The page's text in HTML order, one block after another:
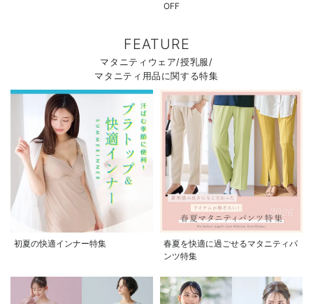
OFF
FEATURE
マタニティウェア/授乳服/
マタニティ用品に関する特集
初夏の快適インナー特集
春夏を快適に過ごせるマタニティパ
ンツ特集